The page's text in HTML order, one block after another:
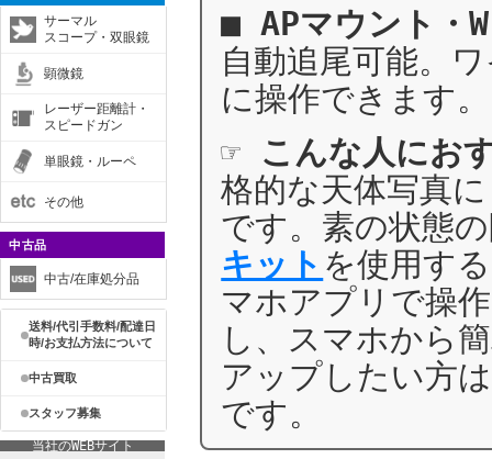
サーマル
スコープ・双眼鏡
顕微鏡
レーザー距離計・
スピードガン
単眼鏡・ルーペ
その他
中古品
中古/在庫処分品
送料/代引手数料/配達日
時/お支払方法について
中古買取
スタッフ募集
当社のWEBサイト
■APマウント・
自動追尾可能。
に操作できます。
☞ こんな人にお
格的な天体写真
です。素の状態
キット を使用す
マホアプリで操
し、スマホから
アップしたい方
です。